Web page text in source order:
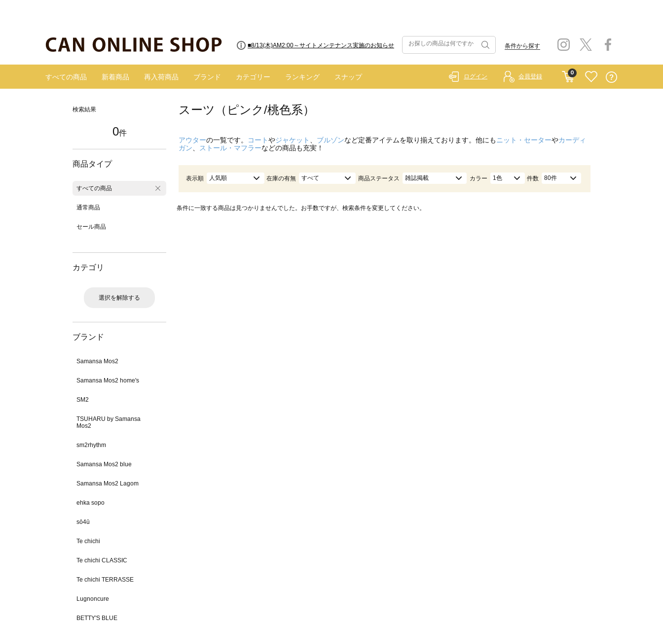
■8/13(木)AM2:00～サイトメンテナンス実施のお知らせ
■【お知らせ】ヤマト運輸の配送遅延・停止について 条件から探す
すべての商品 新着商品 再入荷商品 ブランド カテゴリー ランキング スナップ
0
ログイン 会員登録
検索結果
0件
商品タイプ
すべての商品
通常商品
セール商品
カテゴリ
選択を解除する
ブランド
Samansa Mos2
Samansa Mos2 home's
SM2
TSUHARU by Samansa
Mos2
sm2rhythm
Samansa Mos2 blue
Samansa Mos2 Lagom
ehka sopo
sō4ū
Te chichi
Te chichi CLASSIC
Te chichi TERRASSE
Lugnoncure
BETTY'S BLUE
スーツ（ピンク/桃色系）
アウターの一覧です。 コートやジャケット ブルゾンなど定番アイテムを取り揃えております。他にも ニット・セーターやカーディ
ガン
ストール・マフラーなどの商品も充実！
表示順 人気順 在庫の有無 すべて 商品ステータス 雑誌掲載 カラー 1色 件数 80件
条件に一致する商品は見つかりませんでした。お手数ですが、検索条件を変更してください。